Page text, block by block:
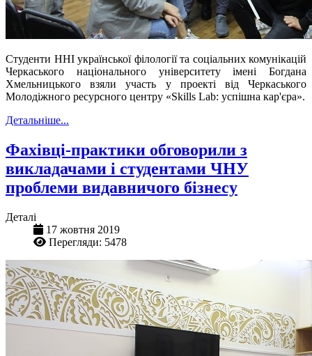
Студенти ННІ української філології та соціальних комунікацій
Черкаського національного університету імені Богдана
Хмельницького взяли участь у проекті від Черкаського
Молодіжного ресурсного центру «Skills Lab: успішна кар'єра».
Детальніше...
Фахівці-практики обговорили з
викладачами і студентами ЧНУ
проблеми видавничого бізнесу
Деталі
17 жовтня 2019
Перегляди: 5478